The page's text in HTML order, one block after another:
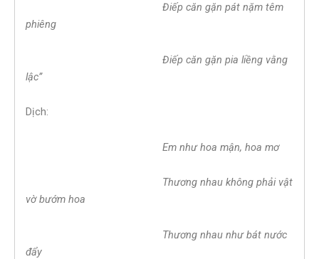
Điếp căn gặn pát nặm têm
phiêng
Điếp căn gặn pia liềng vằng
lậc”
Dịch:
Em như hoa mận, hoa mơ
Thương nhau không phải vật
vờ bướm hoa
Thương nhau như bát nước
đẩy